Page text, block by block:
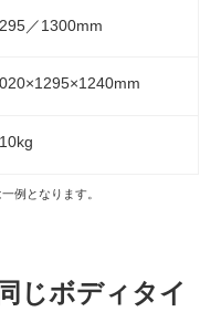
／1300mm
例となります。
じボディタイ